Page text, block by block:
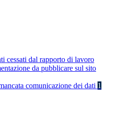
cessati dal rapporto di lavoro
da pubblicare sul sito
comunicazione dei dati 1